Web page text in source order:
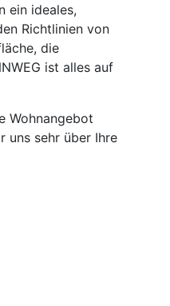
ein ideales,
Richtlinien von
die
ist alles auf
Wohnangebot
uns sehr über Ihre